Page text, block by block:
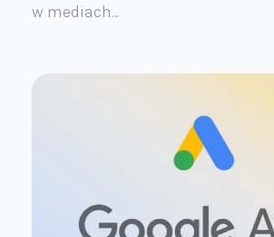
w mediach…